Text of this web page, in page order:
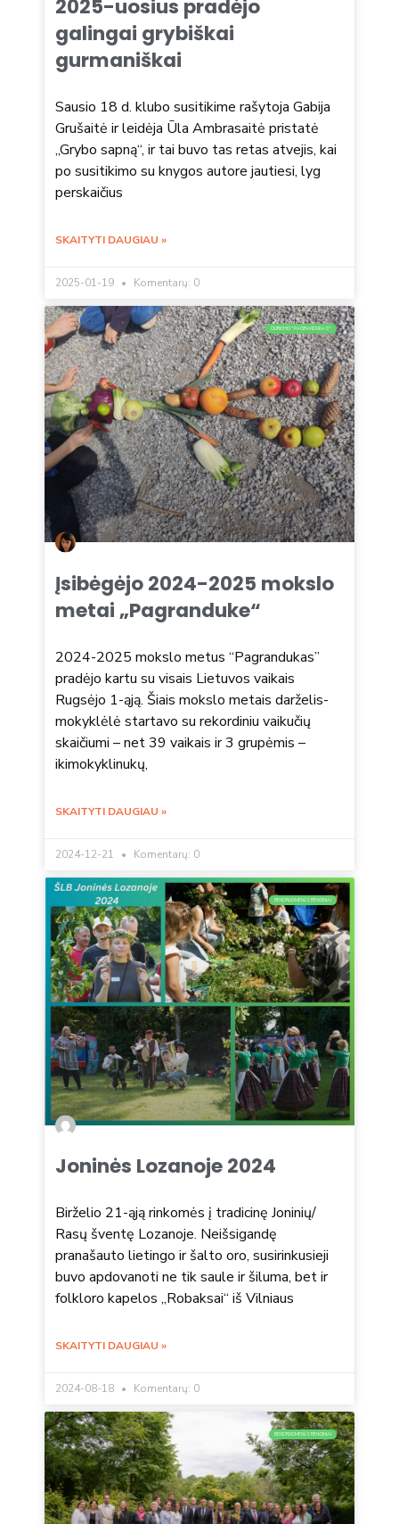
2025-uosius pradėjo
galingai grybiškai
gurmaniškai
Sausio 18 d. klubo susitikime rašytoja Gabija
Grušaitė ir leidėja Ūla Ambrasaitė pristatė
„Grybo sapną“, ir tai buvo tas retas atvejis, kai
po susitikimo su knygos autore jautiesi, lyg
perskaičius
SKAITYTI DAUGIAU »
2025-01-19 Komentarų: 0
CIURICHO "PAGRANDUKAS"
Įsibėgėjo 2024-2025 mokslo
metai „Pagranduke“
2024-2025 mokslo metus “Pagrandukas”
pradėjo kartu su visais Lietuvos vaikais
Rugsėjo 1-ąją. Šiais mokslo metais darželis-
mokyklėlė startavo su rekordiniu vaikučių
skaičiumi – net 39 vaikais ir 3 grupėmis –
ikimokyklinukų,
SKAITYTI DAUGIAU »
2024-12-21 Komentarų: 0
BENDRUOMENĖS RENGINIAI
Joninės Lozanoje 2024
Birželio 21-ąją rinkomės į tradicinę Joninių/
Rasų šventę Lozanoje. Neišsigandę
pranašauto lietingo ir šalto oro, susirinkusieji
buvo apdovanoti ne tik saule ir šiluma, bet ir
folkloro kapelos „Robaksai“ iš Vilniaus
SKAITYTI DAUGIAU »
2024-08-18 Komentarų: 0
BENDRUOMENĖS RENGINIAI